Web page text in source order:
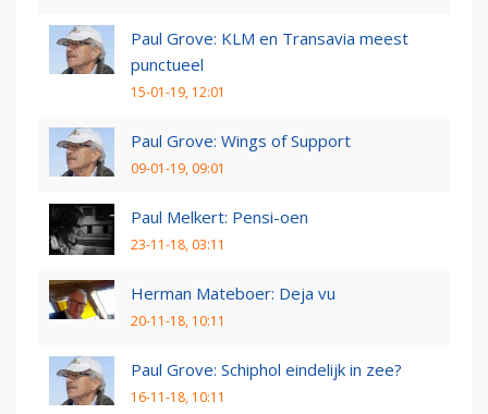
Paul Grove: KLM en Transavia meest
punctueel
15-01-19, 12:01
Paul Grove: Wings of Support
09-01-19, 09:01
Paul Melkert: Pensi-oen
23-11-18, 03:11
Herman Mateboer: Deja vu
20-11-18, 10:11
Paul Grove: Schiphol eindelijk in zee?
16-11-18, 10:11